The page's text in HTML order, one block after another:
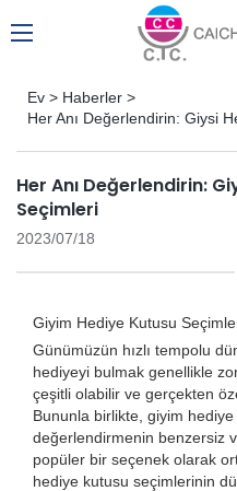
Ev > Haberler >
Her Anı Değerlendirin: Giysi
Her Anı Değerlendirin:
Seçimleri
2023/07/18
Giyim Hediye Kutusu
Günümüzün hızlı tempolu
hediyeyi bulmak genellikle
çeşitli olabilir ve gerçekten
Bununla birlikte, giyim hediye
değerlendirmenin benzersiz
popüler bir seçenek olarak
hediye kutusu seçimlerinin